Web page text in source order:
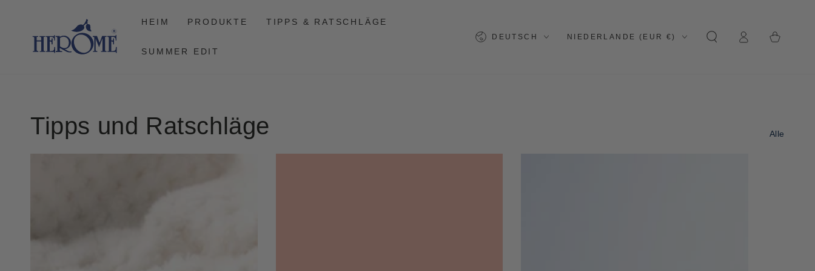
HEIM PRODUKTE TIPPS & RATSCHLÄGE
SUMMER EDIT
Sprache
DEUTSCH NIEDERLANDE (EUR €) Einloggen
Einkaufswagen
Tipps und Ratschläge Alle